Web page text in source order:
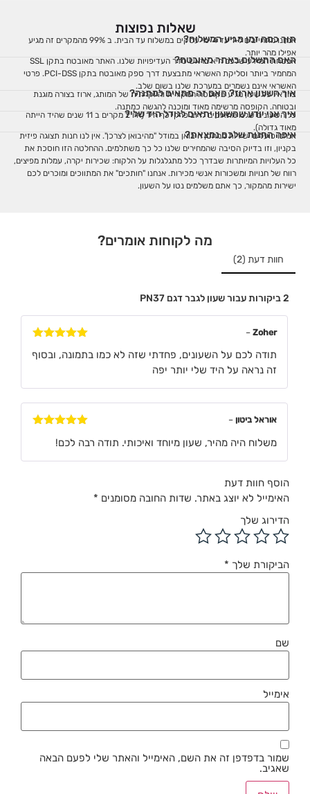
שאלות נפוצות
תוך כמה זמן מגיע המשלוח?
אנחנו מתחייבים ל-1 עד 4 ימי עסקים במשלוח עד הבית. ב 99% מהמקרים זה מגיע
אפילו מהר יותר.
האם התשלום באתר מאובטח?
אבטחת המידע שלכם היא בראש סדר העדיפויות שלנו. האתר מאובטח בתקן SSL
המחמיר ביותר וסליקת האשראי מתבצעת דרך ספק מאובטח בתקן PCI-DSS. פרטי
האשראי אינם נשמרים במערכת שלנו בשום שלב.
איך השעון ארוז? האם זה מתאים למתנה?
בוודאי! כל שעון מגיע בקופסה המקורית והיוקרתית של המותג, ארוז בצורה מוגנת
ובטוחה. הקופסה מרשימה מאוד ומוכנה להגשה כמתנה.
איך אני יודע שהשעון יתאים לגודל היד שלי?
כל השעונים שלנו מתאימים לרוב פרקי כף היד (היו 2 מקרים ב 11 שנים שהיד הייתה
מאוד גדולה).
איפה החנות שלכם נמצאת?
אנחנו פועלים ישירות ממחסן היבואן במודל "מהיבואן לצרכן". אין לנו חנות תצוגה פיזית
בקניון, וזו בדיוק הסיבה שהמחירים שלנו כל כך משתלמים. ההחלטה הזו חוסכת את
כל העלויות המיותרות שבדרך כלל מתגלגלות על הלקוח: שכירות יקרה, עמלות מפיצים,
רווח של חנויות ומשכורות אנשי מכירות. אנחנו "חותכים" את המתווכים ומוכרים לכם
ישירות מהמקור, כך אתם משלמים נטו על השעון.
מה לקוחות אומרים?
חוות דעת (2)
2 ביקורות עבור שעון לגבר דגם PN37
5
Zoher
–
תודה לכם על השעונים, פחדתי שזה לא כמו בתמונה, ובסוף
זה נראה על היד שלי יותר יפה
5
אוראל ביטון –
משלוח היה מהיר, שעון מיוחד ואיכותי. תודה רבה לכם!
הוסף חוות דעת
האימייל לא יוצג באתר. שדות החובה מסומנים *
הדירוג שלך
הביקורת שלך *
שם
אימייל
שמור בדפדפן זה את השם, האימייל והאתר שלי לפעם הבאה
שאגיב.